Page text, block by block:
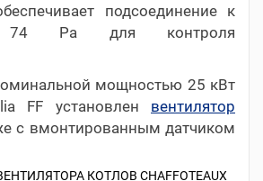
подсоединение к
Pa для контроля
мощностью 25 кВт
FF установлен вентилятор
с вмонтированным датчиком
КОТЛОВ CHAFFOTEAUX